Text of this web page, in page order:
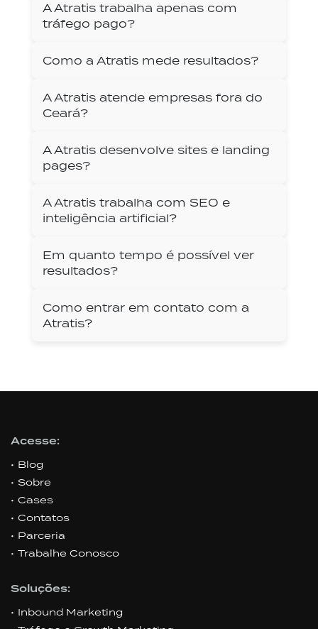
A Atratis trabalha apenas com
tráfego pago?
Como a Atratis mede resultados?
A Atratis atende empresas fora do
Ceará?
A Atratis desenvolve sites e landing
pages?
A Atratis trabalha com SEO e
inteligência artificial?
Em quanto tempo é possível ver
resultados?
Como entrar em contato com a
Atratis?
Acesse:
Blog
Sobre
Cases
Contatos
Parceria
Trabalhe Conosco
Soluções:
Inbound Marketing